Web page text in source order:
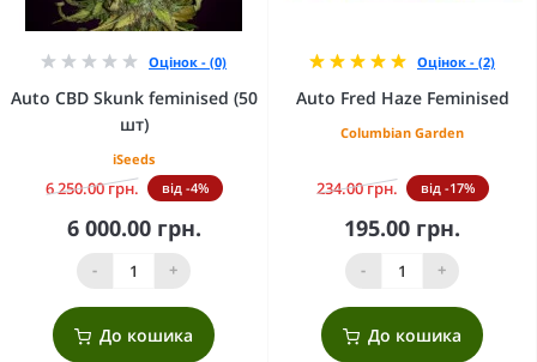
Оцінок - (0)
Auto CBD Skunk feminised (50
шт)
iSeeds
6 250.00 грн. від -4%
6 000.00 грн.
- +
До кошика
Оцінок - (2)
Auto Fred Haze Feminised
Columbian Garden
234.00 грн. від -17%
195.00 грн.
- +
До кошика